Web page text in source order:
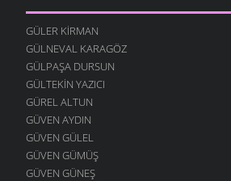
FESTIVAL
12 AĞUSTOS 2004
MERAKLI MELAHAT
12 AĞUSTOS 2004
HALK EĞITIMI
12 AĞUSTOS 2004
HASTAHANEDE DURUM
GÜLER KIRMAN
GÜLNEVAL KARAGÖZ
GÜLPAŞA DURSUN
GÜLTEKIN YAZICI
GÜREL ALTUN
GÜVEN AYDIN
GÜVEN GÜLEL
GÜVEN GÜMÜŞ
GÜVEN GÜNEŞ